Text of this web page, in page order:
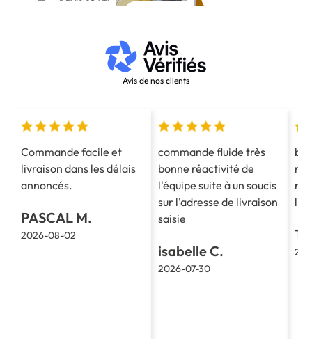
DEVIS GRATUIT
Avis de nos clients
Commande facile et
livraison dans les délais
annoncés.
PASCAL M.
2026-08-02
commande fluide très
bonne réactivité de
l'équipe suite à un soucis
sur l'adresse de livraison
saisie
isabelle C.
2026-07-30